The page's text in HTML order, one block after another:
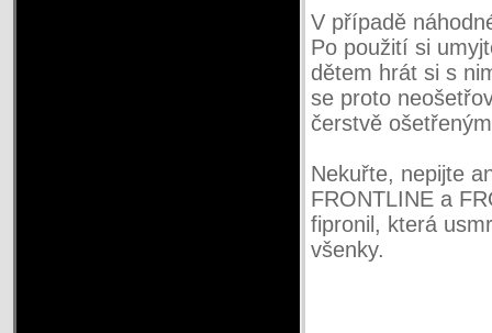
V případě
Po použití si
dětem hrát si s
se proto
čerstvě
Nekuřte, nepijte
FRONTLINE a
fipronil, která
všenky.